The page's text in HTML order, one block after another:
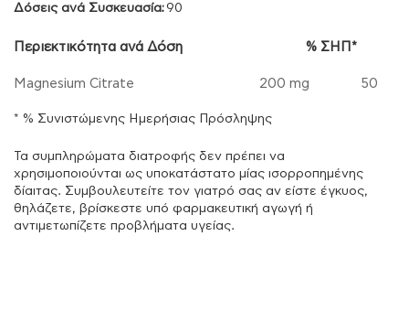
Δόσεις ανά Συσκευασία:90
Περιεκτικότητα ανά Δόση % ΣΗΠ*
Magnesium Citrate 200 mg 50
* % Συνιστώμενης Ημερήσιας Πρόσληψης
Τα συμπληρώματα διατροφής δεν πρέπει να
χρησιμοποιούνται ως υποκατάστατο μίας ισορροπημένης
δίαιτας. Συμβουλευτείτε τον γιατρό σας αν είστε έγκυος,
θηλάζετε, βρίσκεστε υπό φαρμακευτική αγωγή ή
αντιμετωπίζετε προβλήματα υγείας.